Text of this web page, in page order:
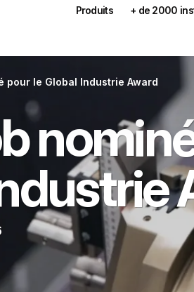
Produits + de 2000
pour le Global Industrie Award